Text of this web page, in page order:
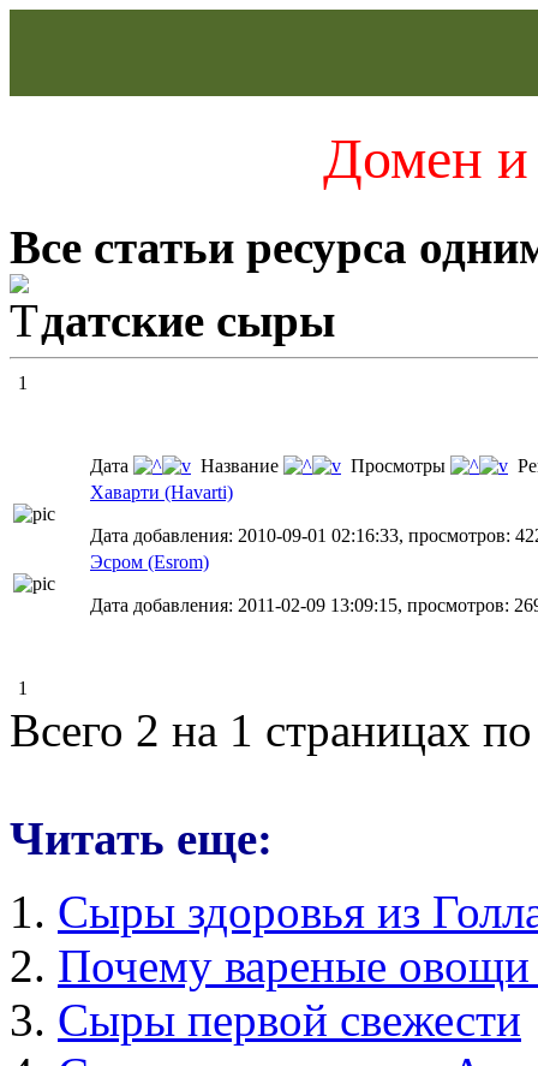
Домен и
Все статьи ресурса
датские сыры
1
Дата Название Просмотры
Хаварти (Havarti)
Дата добавления: 2010-09-01 02:16:33, просмотров:
Эсром (Esrom)
Дата добавления: 2011-02-09 13:09:15, просмотров:
1
Всего 2 на 1 страницах
Читать еще:
Сыры здоровья из
Почему вареные овощи
Сыры первой свежести